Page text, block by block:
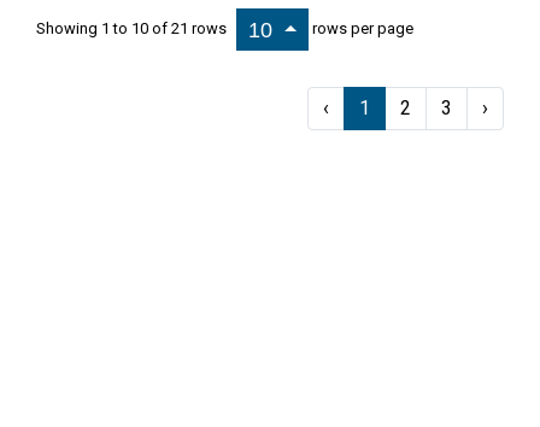
Showing 1 to 10 of 21 rows 10 rows per page
‹ 1 2 3 ›